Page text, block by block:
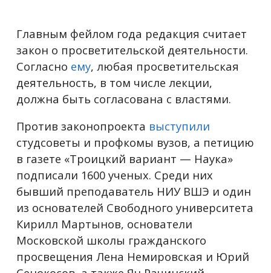
Главным фейлом года редакция считает
закон о просветительской деятельности.
Согласно ему, любая просветительская
деятельность, в том числе лекции,
должна быть согласована с властями.
Против законопроекта выступили
студсоветы и профкомы вузов, а петицию
в газете «Троицкий вариант — Наука»
подписали 1600 ученых. Среди них
бывший преподаватель НИУ ВШЭ и один
из основателей Свободного университета
Кирилл Мартынов, основатели
Московской школы гражданского
просвещения Лена Немировская и Юрий